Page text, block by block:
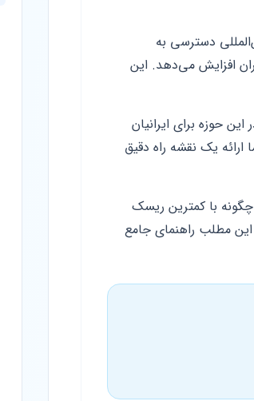
دسترسی به
افزایش می‌دهد. این
حوزه برای ایرانیان
یک نقشه راه دقیق
با کمترین ریسک
مطلب راهنمای جامع